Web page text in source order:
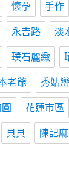
懷孕 手作
永吉路 淡
璞石麗緻
老爺 秀姑
花蓮市區
貝貝 陳記